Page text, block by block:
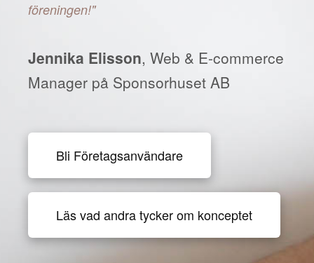
föreningen!"
Jennika Elisson, Web & E-commerce
Manager på Sponsorhuset AB
Bli Företagsanvändare
Läs vad andra tycker om konceptet